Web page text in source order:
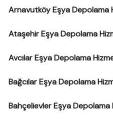
Arnavutköy Eşya Depolama
Ataşehir Eşya Depolama
Avcılar Eşya Depolama
Bağcılar Eşya Depolama
Bahçelievler Eşya Depolama